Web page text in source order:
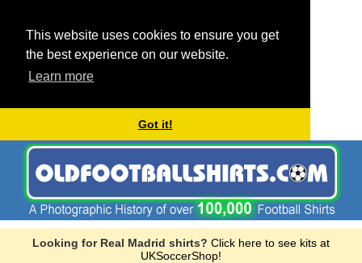
This website uses cookies to ensure you get
the best experience on our website.
Learn more
Got it!
Looking for Real Madrid shirts? Click here to see kits at
UKSoccerShop!